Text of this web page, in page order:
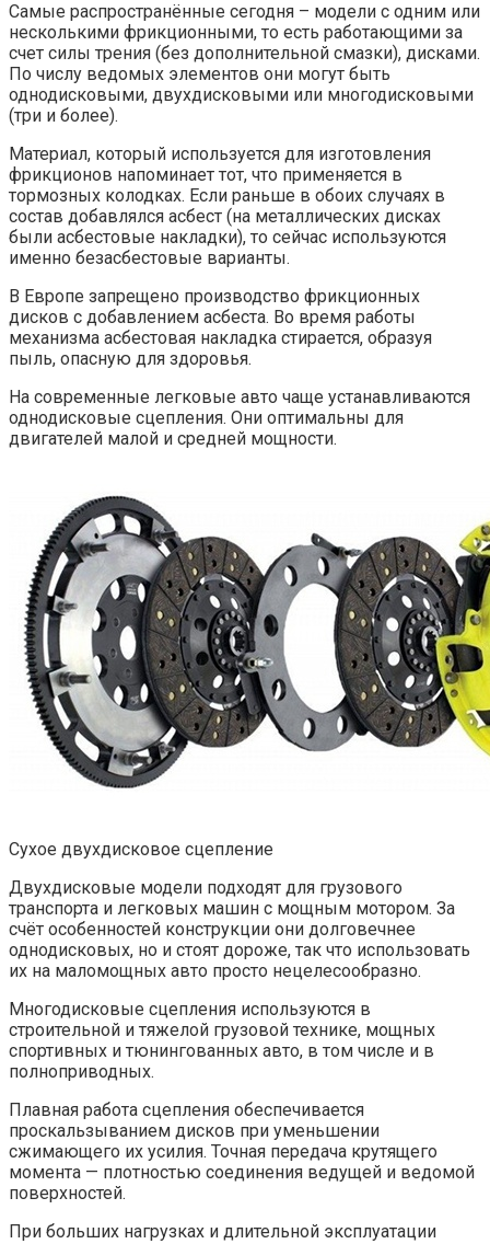
Самые распространённые сегодня – модели с одним или
несколькими фрикционными, то есть работающими за
счет силы трения (без дополнительной смазки), дисками.
По числу ведомых элементов они могут быть
однодисковыми, двухдисковыми или многодисковыми
(три и более).
Материал, который используется для изготовления
фрикционов напоминает тот, что применяется в
тормозных колодках. Если раньше в обоих случаях в
состав добавлялся асбест (на металлических дисках
были асбестовые накладки), то сейчас используются
именно безасбестовые варианты.
В Европе запрещено производство фрикционных
дисков с добавлением асбеста. Во время работы
механизма асбестовая накладка стирается, образуя
пыль, опасную для здоровья.
На современные легковые авто чаще устанавливаются
однодисковые сцепления. Они оптимальны для
двигателей малой и средней мощности.
Сухое двухдисковое сцепление
Двухдисковые модели подходят для грузового
транспорта и легковых машин с мощным мотором. За
счёт особенностей конструкции они долговечнее
однодисковых, но и стоят дороже, так что использовать
их на маломощных авто просто нецелесообразно.
Многодисковые сцепления используются в
строительной и тяжелой грузовой технике, мощных
спортивных и тюнингованных авто, в том числе и в
полноприводных.
Плавная работа сцепления обеспечивается
проскальзыванием дисков при уменьшении
сжимающего их усилия. Точная передача крутящего
момента — плотностью соединения ведущей и ведомой
поверхностей.
При больших нагрузках и длительной эксплуатации